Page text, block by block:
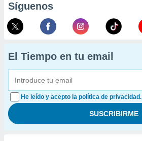
Síguenos
El Tiempo en tu email
He leído y acepto la política de privacidad.